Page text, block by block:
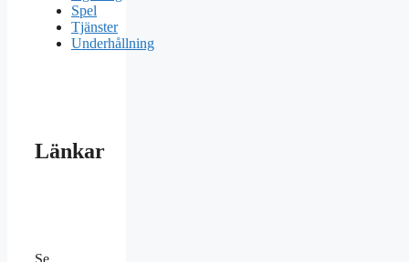
Spel
Tjänster
Underhållning
Länkar
Se